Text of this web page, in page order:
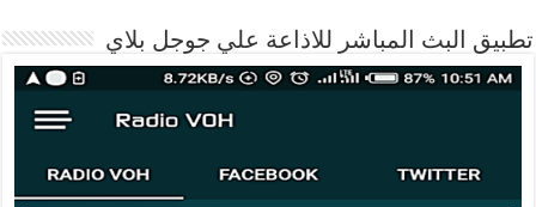
تطبيق البث المباشر للاذاعة علي جوجل بلاي